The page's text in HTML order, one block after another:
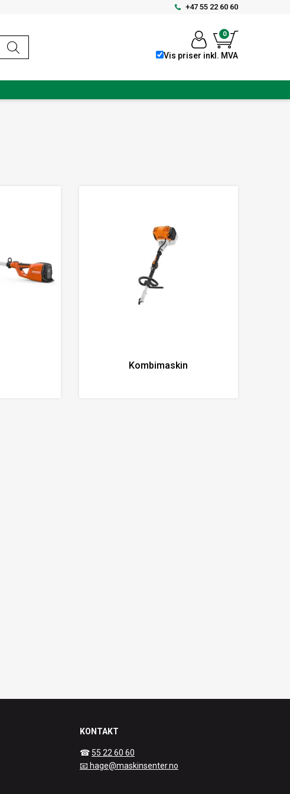
+47 55 22 60 60
0
Vis priser inkl. MVA
Kombimaskin
KONTAKT
☎ 55 22 60 60
📧 hage@maskinsenter.no